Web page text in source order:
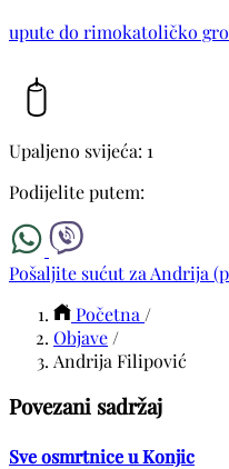
upute do rimokatoličko
Upaljeno svijeća: 1
Podijelite putem:
Pošaljite sućut za Andrija
Početna /
Objave /
Andrija Filipović
Povezani sadržaj
Sve osmrtnice u Konjic